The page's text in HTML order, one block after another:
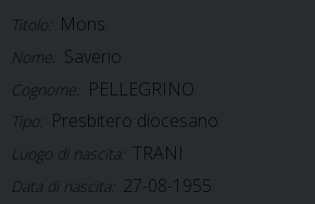
Titolo: Mons.
Nome: Saverio
Cognome: PELLEGRINO
Tipo: Presbitero diocesano
Luogo di nascita: TRANI
Data di nascita: 27-08-1955